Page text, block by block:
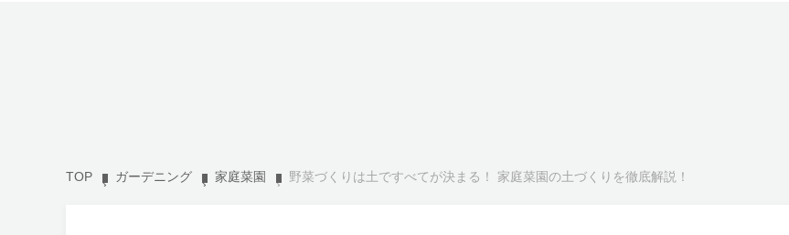
TOP ガーデニング 家庭菜園 野菜づくりは土ですべてが決まる！ 家庭菜園の土づくりを徹底解説！